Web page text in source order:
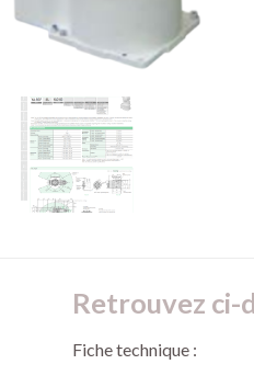
Retrouvez ci-
Fiche technique :